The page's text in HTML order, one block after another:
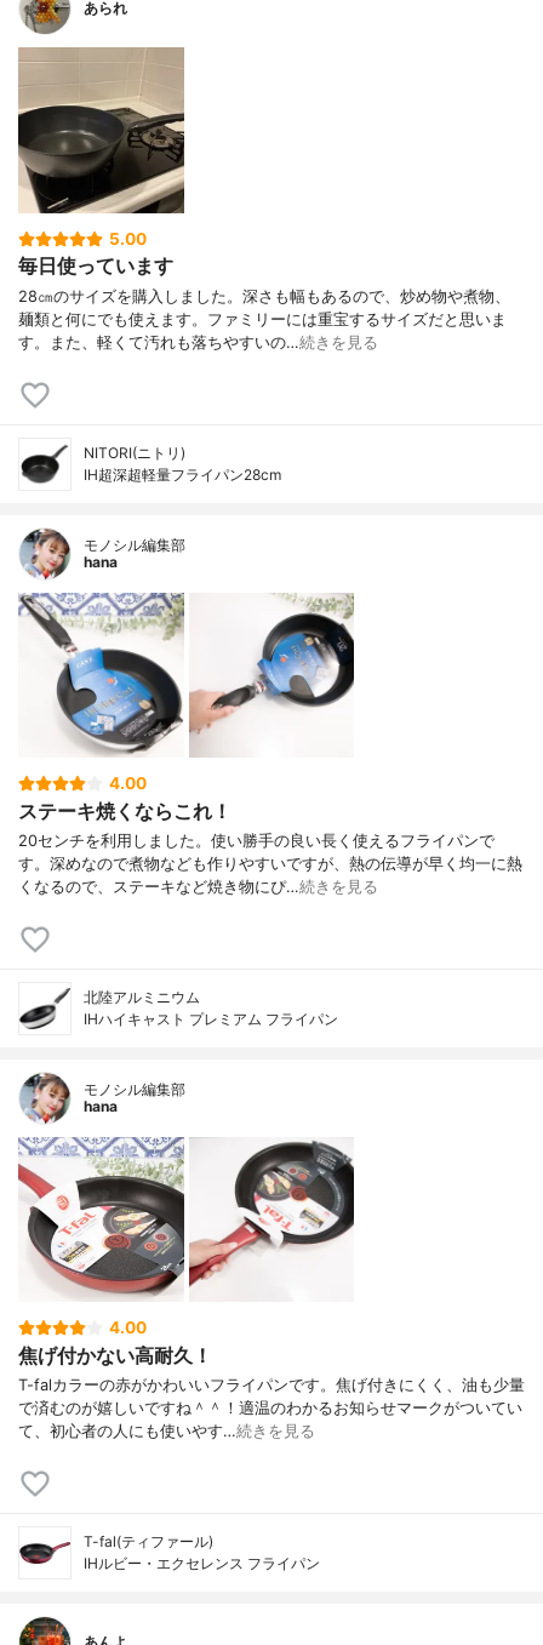
あられ
5.00
毎日使っています
28㎝のサイズを購入しました。深さも幅もあるので、炒め物や煮物、
麺類と何にでも使えます。ファミリーには重宝するサイズだと思いま
す。また、軽くて汚れも落ちやすいの…続きを見る
NITORI(ニトリ)
IH超深超軽量フライパン28cm
モノシル編集部
hana
4.00
ステーキ焼くならこれ！
20センチを利用しました。使い勝手の良い長く使えるフライパンで
す。深めなので煮物なども作りやすいですが、熱の伝導が早く均一に熱
くなるので、ステーキなど焼き物にぴ…続きを見る
北陸アルミニウム
IHハイキャスト プレミアム フライパン
モノシル編集部
hana
4.00
焦げ付かない高耐久！
T-falカラーの赤がかわいいフライパンです。焦げ付きにくく、油も少量
で済むのが嬉しいですね＾＾！適温のわかるお知らせマークがついてい
て、初心者の人にも使いやす…続きを見る
T-fal(ティファール)
IHルビー・エクセレンス フライパン